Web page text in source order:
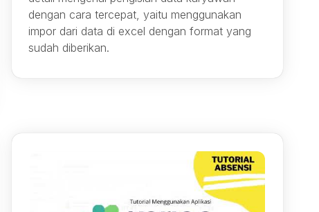
dengan cara tercepat, yaitu menggunakan
impor dari data di excel dengan format yang
sudah diberikan.